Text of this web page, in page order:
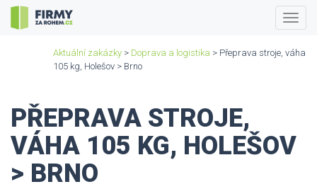
Aktuální zakázky > Doprava a logistika > Přeprava stroje, váha
105 kg, Holešov > Brno
PŘEPRAVA STROJE,
VÁHA 105 KG, HOLEŠOV
> BRNO